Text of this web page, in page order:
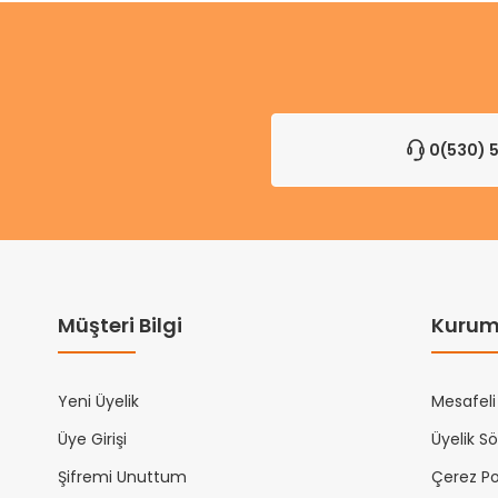
0(530)
Müşteri Bilgi
Yeni Üyelik
Üye Girişi
Şifremi Unuttum
Mesafeli
Üyelik
Çerez